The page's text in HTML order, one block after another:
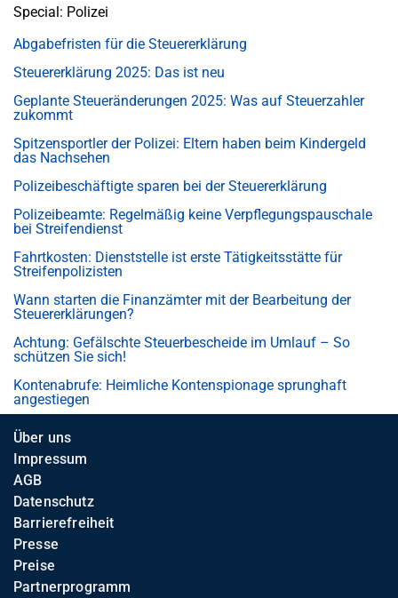
Special: Polizei
Abgabefristen für die Steuererklärung
Steuererklärung 2025: Das ist neu
Geplante Steueränderungen 2025: Was auf Steuerzahler
zukommt
Spitzensportler der Polizei: Eltern haben beim Kindergeld
das Nachsehen
Polizeibeschäftigte sparen bei der Steuererklärung
Polizeibeamte: Regelmäßig keine Verpflegungspauschale
bei Streifendienst
Fahrtkosten: Dienststelle ist erste Tätigkeitsstätte für
Streifenpolizisten
Wann starten die Finanzämter mit der Bearbeitung der
Steuererklärungen?
Achtung: Gefälschte Steuerbescheide im Umlauf – So
schützen Sie sich!
Kontenabrufe: Heimliche Kontenspionage sprunghaft
angestiegen
Über uns
Impressum
AGB
Datenschutz
Barrierefreiheit
Presse
Preise
Partnerprogramm